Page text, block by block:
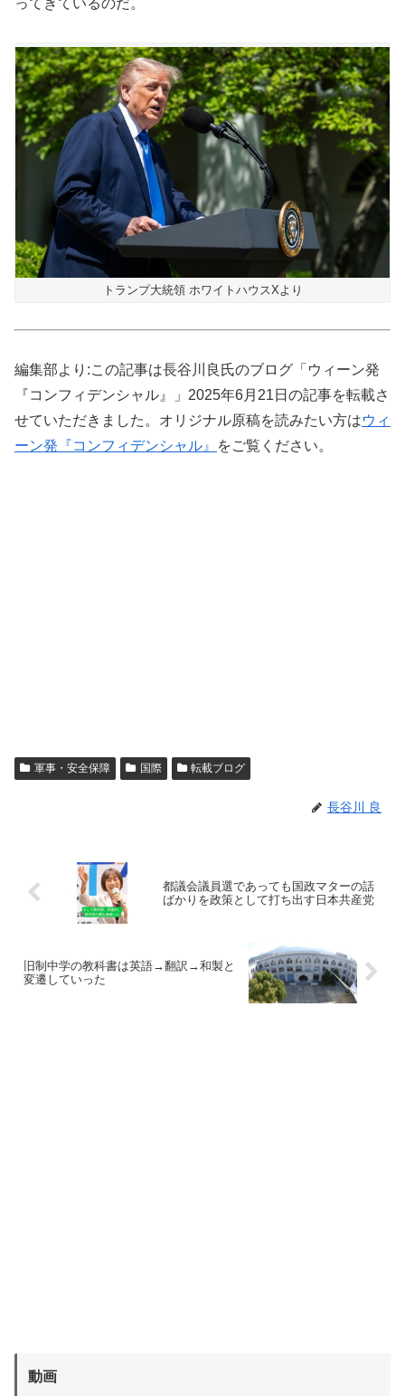
ってきているのだ。
トランプ大統領 ホワイトハウスXより
編集部より:この記事は長谷川良氏のブログ「ウィーン発
『コンフィデンシャル』」2025年6月21日の記事を転載さ
せていただきました。オリジナル原稿を読みたい方はウィ
ーン発『コンフィデンシャル』
をご覧ください。
軍事・安全保障 国際 転載ブログ
長谷川 良
都議会議員選であっても国政マターの話
ばかりを政策として打ち出す日本共産党
旧制中学の教科書は英語→翻訳→和製と
変遷していった
動画